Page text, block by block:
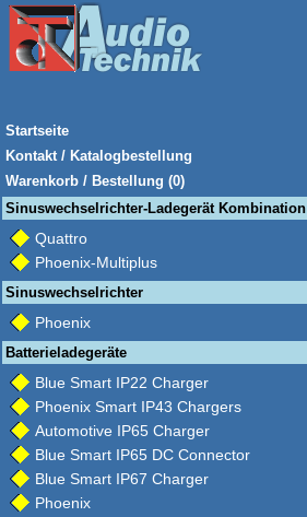
Startseite
Kontakt / Katalogbestellung
Warenkorb / Bestellung (0)
Sinuswechselrichter-Ladegerät Kombination
Quattro
Phoenix-Multiplus
Sinuswechselrichter
Phoenix
Batterieladegeräte
Blue Smart IP22 Charger
Phoenix Smart IP43 Chargers
Automotive IP65 Charger
Blue Smart IP65 DC Connector
Blue Smart IP67 Charger
Phoenix